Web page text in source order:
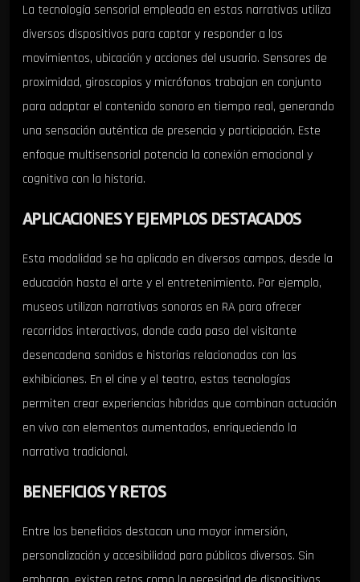
La tecnología sensorial empleada en estas narrativas utiliza
diversos dispositivos para captar y responder a los
movimientos, ubicación y acciones del usuario. Sensores de
proximidad, giroscopios y micrófonos trabajan en conjunto
para adaptar el contenido sonoro en tiempo real, generando
una sensación auténtica de presencia y participación. Este
enfoque multisensorial potencia la conexión emocional y
cognitiva con la historia.
APLICACIONES Y EJEMPLOS DESTACADOS
Esta modalidad se ha aplicado en diversos campos, desde la
educación hasta el arte y el entretenimiento. Por ejemplo,
museos utilizan narrativas sonoras en RA para ofrecer
recorridos interactivos, donde cada paso del visitante
desencadena sonidos e historias relacionadas con las
exhibiciones. En el cine y el teatro, estas tecnologías
permiten crear experiencias híbridas que combinan actuación
en vivo con elementos aumentados, enriqueciendo la
narrativa tradicional.
BENEFICIOS Y RETOS
Entre los beneficios destacan una mayor inmersión,
personalización y accesibilidad para públicos diversos. Sin